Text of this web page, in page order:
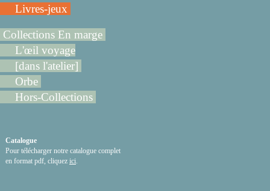
Livres-jeux
Collections En marge
L'œil voyage
[dans l'atelier]
Orbe
Hors-Collections
Catalogue
Pour télécharger notre catalogue complet
en format pdf, cliquez ici